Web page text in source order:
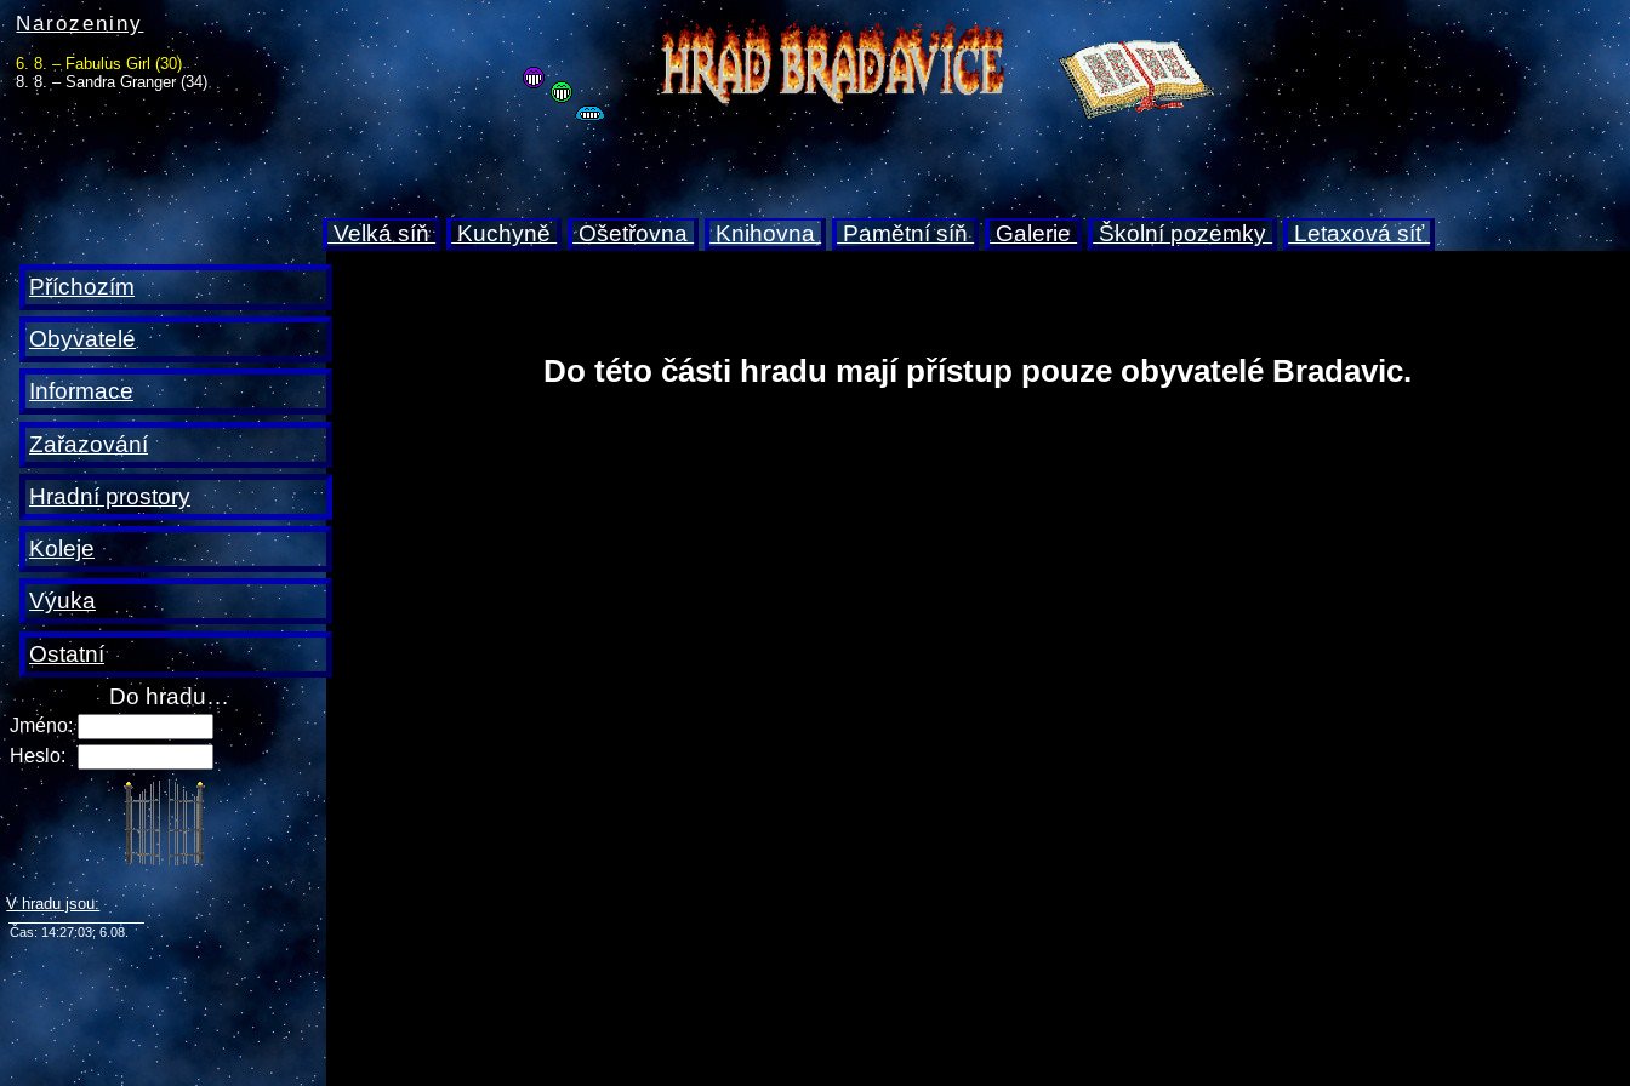
Do této části hradu mají přístup pouze obyvatelé Bradavic.
Velká síň Kuchyně Ošetřovna Knihovna Pamětní síň Galerie Školní pozemky Letaxová síť
Příchozím
Obyvatelé
Informace
Zařazování
Hradní prostory
Koleje
Výuka
Ostatní
Do hradu…
Jméno:
Heslo:
V hradu jsou:
Čas: 14:27:03; 6.08.
Narozeniny
6. 8. – Fabulus Girl (30)
8. 8. – Sandra Granger (34)